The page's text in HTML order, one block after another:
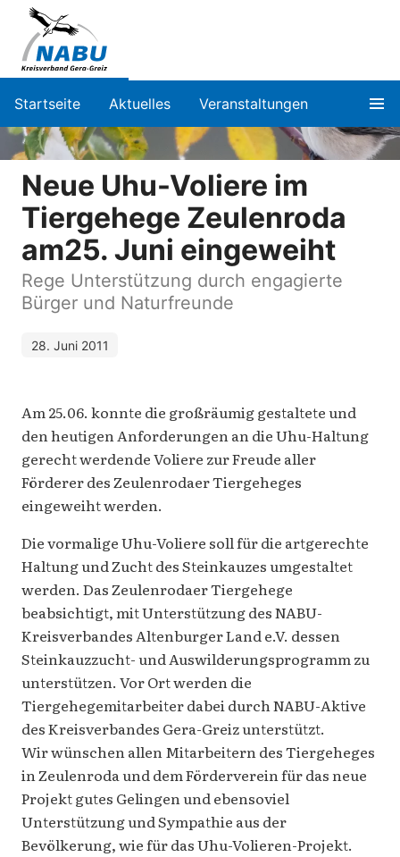
Startseite Aktuelles Veranstaltungen
Neue Uhu-Voliere im
Tiergehege Zeulenroda
am25. Juni eingeweiht
Rege Unterstützung durch engagierte
Bürger und Naturfreunde
28. Juni 2011
Am 25.06. konnte die großräumig gestaltete und
den heutigen Anforderungen an die Uhu-Haltung
gerecht werdende Voliere zur Freude aller
Förderer des Zeulenrodaer Tiergeheges
eingeweiht werden.
Die vormalige Uhu-Voliere soll für die artgerechte
Haltung und Zucht des Steinkauzes umgestaltet
werden. Das Zeulenrodaer Tiergehege
beabsichtigt, mit Unterstützung des NABU-
Kreisverbandes Altenburger Land e.V. dessen
Steinkauzzucht- und Auswilderungsprogramm zu
unterstützen. Vor Ort werden die
Tiergehegemitarbeiter dabei durch NABU-Aktive
des Kreisverbandes Gera-Greiz unterstützt.
Wir wünschen allen Mitarbeitern des Tiergeheges
in Zeulenroda und dem Förderverein für das neue
Projekt gutes Gelingen und ebensoviel
Unterstützung und Sympathie aus der
Bevölkerung, wie für das Uhu-Volieren-Projekt.